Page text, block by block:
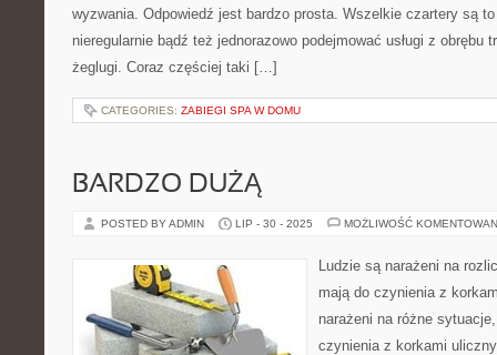
wyzwania. Odpowiedź jest bardzo prosta. Wszelkie czartery są
nieregularnie bądź też jednorazowo podejmować usługi z obrębu
żeglugi. Coraz częściej taki […]
CATEGORIES: ZABIEGI SPA W DOMU
BARDZO DUŻĄ
POSTED BY ADMIN LIP - 30 - 2025 MOŻLIWOŚĆ
Ludzie są narażeni na
mają do czynienia z
narażeni na różne
czynienia z korkami